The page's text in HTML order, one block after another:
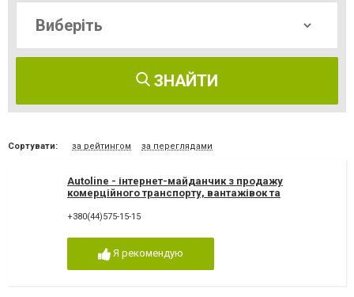
ЗНАЙТИ
Сортувати: за рейтингом за переглядами
Autoline - інтернет-майданчик з продажу
комерційного транспорту, вантажівок та
+380(44)575-15-15
Я рекомендую